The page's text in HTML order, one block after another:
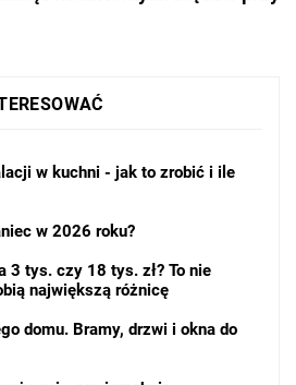
w kuchni - jak to zrobić i ile
w 2026 roku?
3 tys. czy 18 tys. zł? To nie
największą różnicę
domu. Bramy, drzwi i okna do